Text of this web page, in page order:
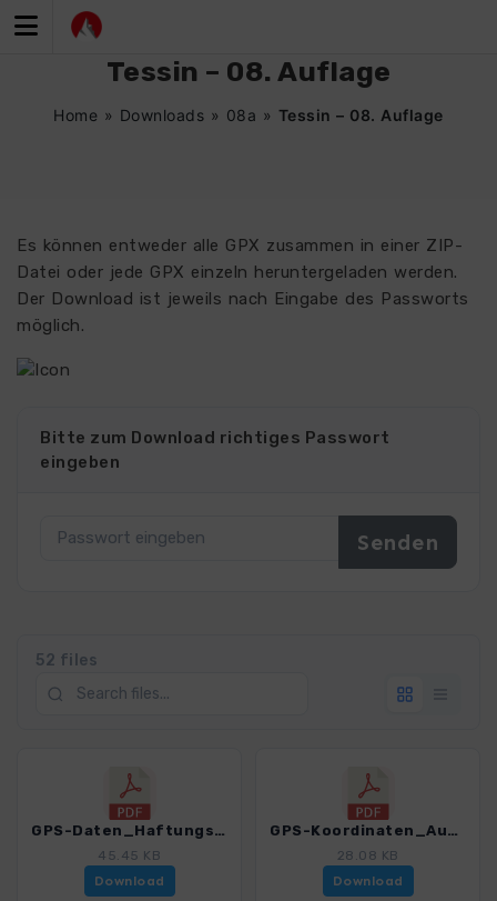
Inhalt
Tessin – 08. Auflage
Home » Downloads » 08a » Tessin – 08. Auflage
Es können entweder alle GPX zusammen in einer ZIP-
Datei oder jede GPX einzeln heruntergeladen werden.
Der Download ist jeweils nach Eingabe des Passworts
möglich.
Bitte zum Download richtiges Passwort
eingeben
52 files
GPS-Daten_Haftungsausschluss-Nutzungsbedingungen_WF_Tessin_4078_8.pdf
45.45 KB
Download
GPS-Koordinaten_Ausgangspunkte_WF_Tessin_4078_8.pdf
28.08 KB
Download